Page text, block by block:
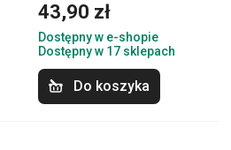
43,90 zł
Dostępny w e-shopie
Dostępny w 17 sklepach
Do koszyka